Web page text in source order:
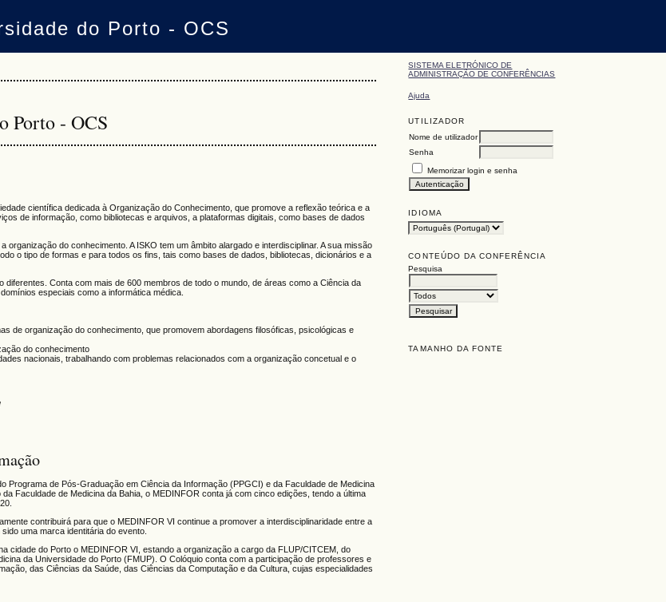
do Porto - OCS
SISTEMA ELETRÓNICO DE
ADMINISTRAÇÃO DE CONFERÊNCIAS
Ajuda
UTILIZADOR
Nome de utilizador
Senha
Memorizar login e senha
IDIOMA
CONTEÚDO DA CONFERÊNCIA
Pesquisa
TAMANHO DA FONTE
Porto - OCS
científica dedicada àOrganização do Conhecimento , que promove a reflexão teórica e a
de informação, como bibliotecas e arquivos, a plataformas digitais, como bases de dados
do conhecimento. A ISKO tem um âmbito alargado e interdisciplinar. A sua missão
o tipo de formas e para todos os fins, tais como bases de dados, bibliotecas, dicionários e a
Conta com mais de 600 membros de todo o mundo, de áreas como a Ciência da
especiais como a informática médica.
de organização do conhecimento, que promovem abordagens filosóficas, psicológicas e
do conhecimento
nacionais, trabalhando com problemas relacionados com a organização concetual e o
Programa de Pós-Graduação em Ciência da Informação (PPGCI) e da Faculdade de Medicina
Faculdade de Medicina da Bahia, o MEDINFOR conta já com cinco edições, tendo a última
contribuirá para que o MEDINFOR VI continue a promover a interdisciplinaridade entre a
uma marca identitária do evento.
cidade do Porto o MEDINFOR VI, estando a organização a cargo da FLUP/CITCEM, do
da Universidade do Porto (FMUP). O Colóquio conta com a participação de professores e
das Ciências da Saúde, das Ciências da Computação e da Cultura, cujas especialidades